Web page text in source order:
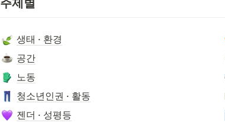
생태 · 환경
공간
노동
청소년인권 · 활동
젠더 · 성평등